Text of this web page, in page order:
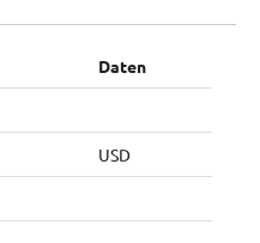
Daten
USD